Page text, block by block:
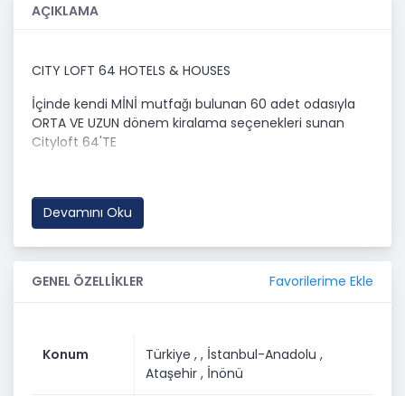
AÇIKLAMA
CITY LOFT 64 HOTELS & HOUSES
İçinde kendi MİNİ mutfağı bulunan 60 adet odasıyla
ORTA VE UZUN dönem kiralama seçenekleri sunan
Cityloft 64'TE
ATAŞEHİR - KAYIŞDAĞI CADDESİNDE - YEDİTEPE
ÜNİVERSİTESİ'NİN YANI BAŞI
OTEL KONSEPTİNDE, TAM + TAM EŞYALI SUIT TASARIMI
İLE
BİNA AİDATI AYLIK 8.000TL
Devamını Oku
GENEL ÖZELLİKLER Favorilerime Ekle
Konum Türkiye , , İstanbul-Anadolu ,
Ataşehir , İnönü